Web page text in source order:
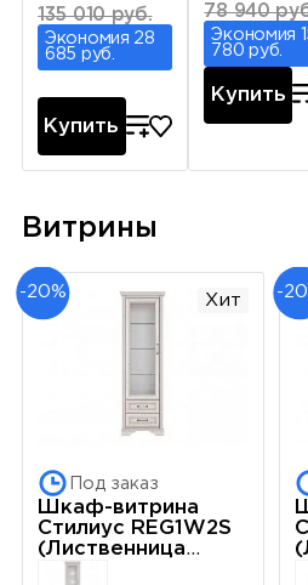
135 010 руб.
Экономия 28
685 руб.
Купить
78 940
Экономия
780 руб.
Купить
Витрины
-20% Хит
Под заказ
Шкаф-витрина
Стилиус REG1W2S
(Лиственница
сибирская)
-